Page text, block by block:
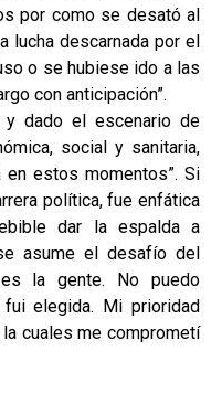
por como se desató al
lucha descarnada por el
o se hubiese ido a las
con anticipación”.
dado el escenario de
social y sanitaria,
en estos momentos”. Si
política, fue enfática
dar la espalda a
asume el desafío del
la gente. No puedo
elegida. Mi prioridad
cuales me comprometí